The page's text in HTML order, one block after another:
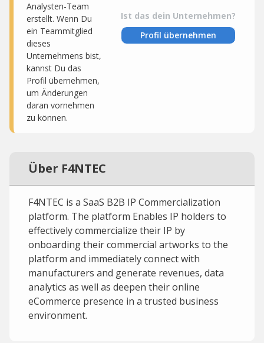
Analysten-Team
erstellt. Wenn Du
ein Teammitglied
dieses
Unternehmens bist,
kannst Du das
Profil übernehmen,
um Änderungen
daran vornehmen
zu können.
Ist das dein Unternehmen?
Profil übernehmen
Über F4NTEC
F4NTEC is a SaaS B2B IP Commercialization
platform. The platform Enables IP holders to
effectively commercialize their IP by
onboarding their commercial artworks to the
platform and immediately connect with
manufacturers and generate revenues, data
analytics as well as deepen their online
eCommerce presence in a trusted business
environment.